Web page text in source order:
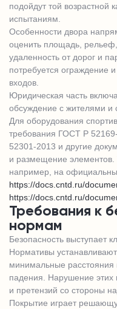
подойдут той возрастной
испытаниям.
Особенности двора
оценить площадь,
удаленность от дорог и
потребуется ограждение
входов.
Юридическая часть
обсуждение с жителями
Для оборудования
требования ГОСТ Р
52301-2013 и другие
и размещение элементов.
например, на
https://docs.cntd.ru/
https://docs.cntd.ru/
Требования к
нормам
Безопасность выступает
Нормативы
минимальные
падения. Нарушение этих
и претензий со стороны
Покрытие играет